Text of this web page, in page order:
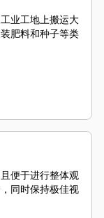
业工地上搬运大
肥料和种子等类
便于进行整体观
同时保持极佳视